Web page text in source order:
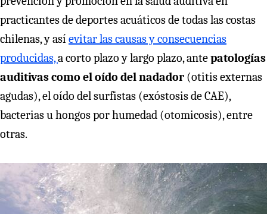
practicantes de deportes acuáticos de todas las costas
chilenas, y así evitar las causas y consecuencias
producidas,a corto plazo y largo plazo, antepatologías
auditivas como el oído del nadador (otitis externas
agudas), el oído del surfistas (exóstosis de CAE),
bacterias u hongos por humedad (otomicosis), entre
otras.